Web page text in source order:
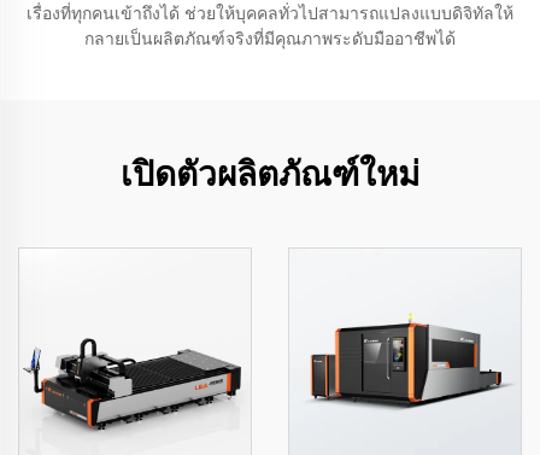
เรื่องที่ทุกคนเข้าถึงได้ ช่วยให้บุคคลทั่วไปสามารถแปลงแบบดิจิทัลให้
กลายเป็นผลิตภัณฑ์จริงที่มีคุณภาพระดับมืออาชีพได้
เปิดตัวผลิตภัณฑ์ใหม่